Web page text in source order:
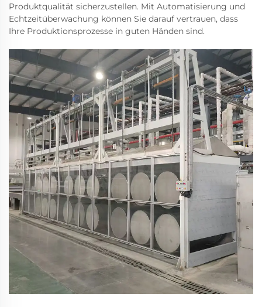
Produktqualität sicherzustellen. Mit Automatisierung und
Echtzeitüberwachung können Sie darauf vertrauen, dass
Ihre Produktionsprozesse in guten Händen sind.